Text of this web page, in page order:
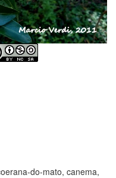
do-mato, canema,